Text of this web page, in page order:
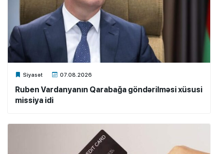
Siyasət 07.08.2026
Xalq.Online
Ruben Vardanyanın Qarabağa göndərilməsi xüsusi
missiya idi